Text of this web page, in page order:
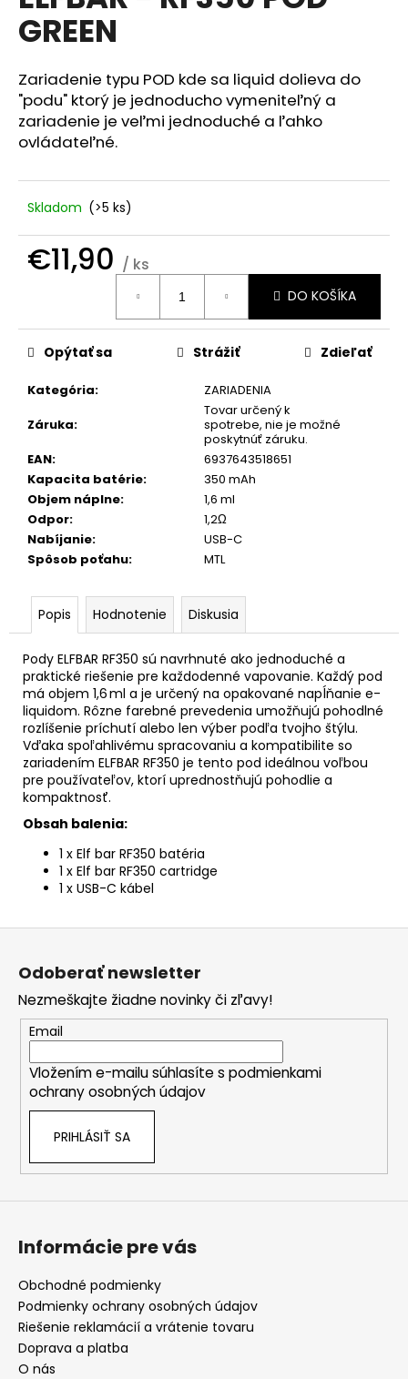
0,0
z
hviezdičiek.
GREEN
Zariadenie typu POD kde sa liquid dolieva do
"podu" ktorý je jednoducho vymeniteľný a
zariadenie je veľmi jednoduché a ľahko
ovládateľné.
Skladom (>5 ks)
€11,90 / ks
DO KOŠÍKA
Kategória:
ZARIADENIA
Záruka:
Tovar určený k
spotrebe, nie je možné
poskytnúť záruku.
EAN:
6937643518651
Kapacita batérie:
350 mAh
Objem náplne:
1,6 ml
Odpor:
1,2Ω
Nabíjanie:
USB-C
Spôsob poťahu: MTL
Opýtať sa Strážiť Zdieľať
Popis Hodnotenie Diskusia
Pody ELFBAR RF350 sú navrhnuté ako jednoduché a
praktické riešenie pre každodenné vapovanie. Každý pod
má objem 1,6 ml a je určený na opakované napĺňanie e-
liquidom. Rôzne farebné prevedenia umožňujú pohodlné
rozlíšenie príchutí alebo len výber podľa tvojho štýlu.
Vďaka spoľahlivému spracovaniu a kompatibilite so
zariadením ELFBAR RF350 je tento pod ideálnou voľbou
pre používateľov, ktorí uprednostňujú pohodlie a
kompaktnosť.
Obsah balenia:
1 x Elf bar RF350 batéria
1 x Elf bar RF350 cartridge
1 x USB-C kábel
á
j
s
ť
?
p
o
ú
a
m
e
FEDRS
ICE
COOL
RASPBERRY
€2,99
Z
Odoberať newsletter
Nezmeškajte žiadne novinky či zľavy!
Email
Vložením e-mailu súhlasíte s podmienkami
ochrany osobných údajov
PRIHLÁSIŤ SA
Informácie pre vás
Obchodné podmienky
Podmienky ochrany osobných údajov
Riešenie reklamácií a vrátenie tovaru
Doprava a platba
O nás